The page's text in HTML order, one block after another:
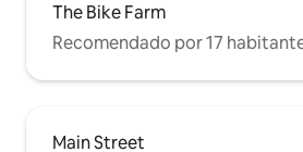
The Bike Farm
Recomendado por 17
Main Street